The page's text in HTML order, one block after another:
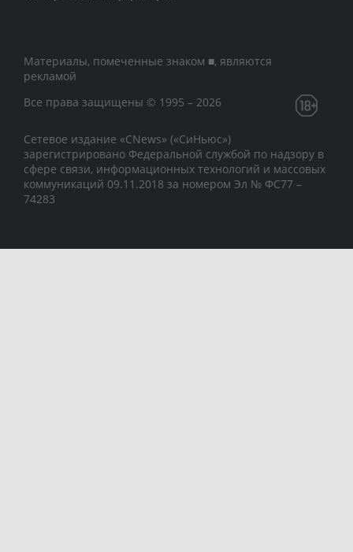
Материалы, помеченные знаком ■, являются
рекламой
Все права защищены © 1995 – 2026
Сетевое издание «CNews» («СиНьюс»)
зарегистрировано Федеральной службой по надзору в
сфере связи, информационных технологий и массовых
коммуникаций 09.11.2018 за номером Эл № ФС77 –
74283